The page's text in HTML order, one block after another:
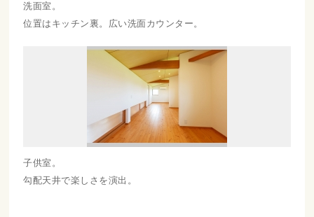
洗面室。
位置はキッチン裏。広い洗面カウンター。
子供室。
勾配天井で楽しさを演出。